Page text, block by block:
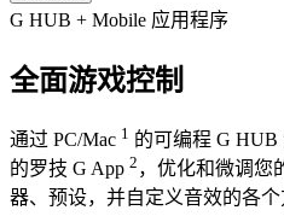
G HUB + Mobile 应用程序
全面游戏控制
通过 PC/Mac 1 的可编程 G HUB
的罗技 G App 2 ，优化和微调您
器、预设，并自定义音效的各个